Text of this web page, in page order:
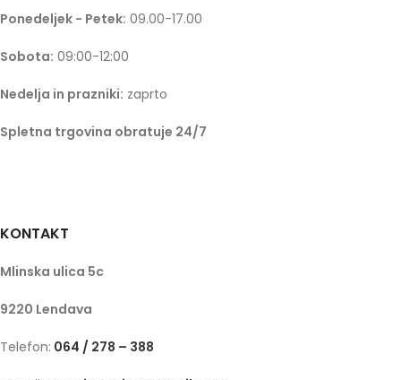
Ponedeljek - Petek: 09.00-17.00
Sobota: 09:00-12:00
Nedelja in prazniki: zaprto
Spletna trgovina obratuje 24/7
KONTAKT
Mlinska ulica 5c
9220 Lendava
Telefon: 064 / 278 – 388